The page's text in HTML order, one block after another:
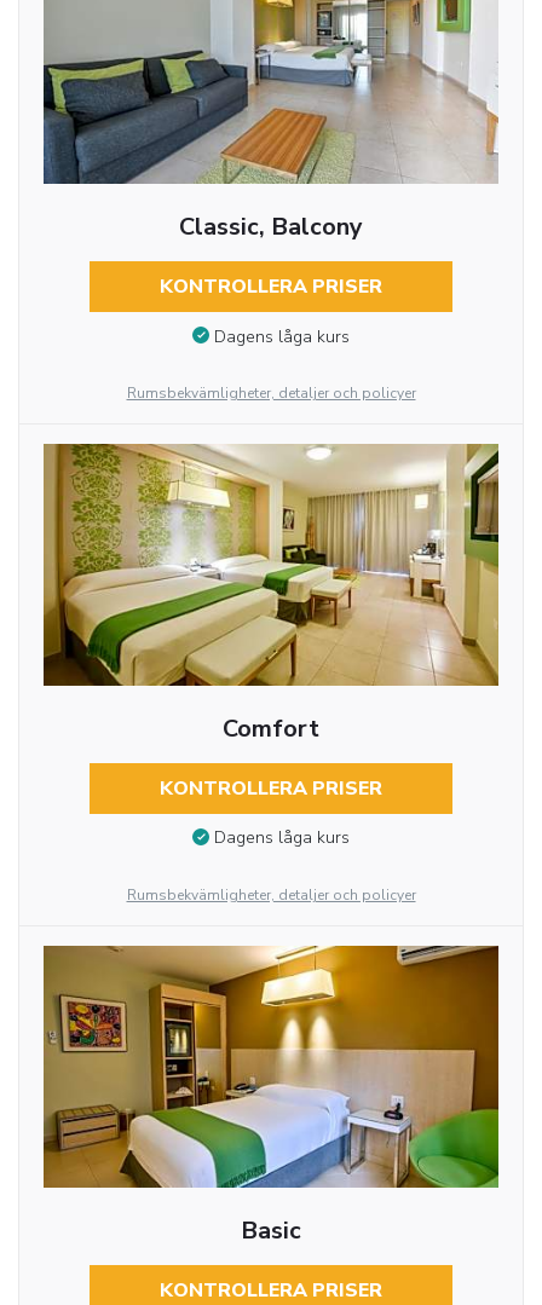
Classic, Balcony
KONTROLLERA PRISER
Dagens låga kurs
Rumsbekvämligheter, detaljer och policyer
Comfort
KONTROLLERA PRISER
Dagens låga kurs
Rumsbekvämligheter, detaljer och policyer
Basic
KONTROLLERA PRISER